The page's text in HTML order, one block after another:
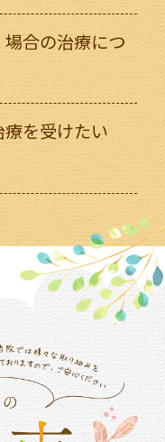
合の治療につ
療を受けたい